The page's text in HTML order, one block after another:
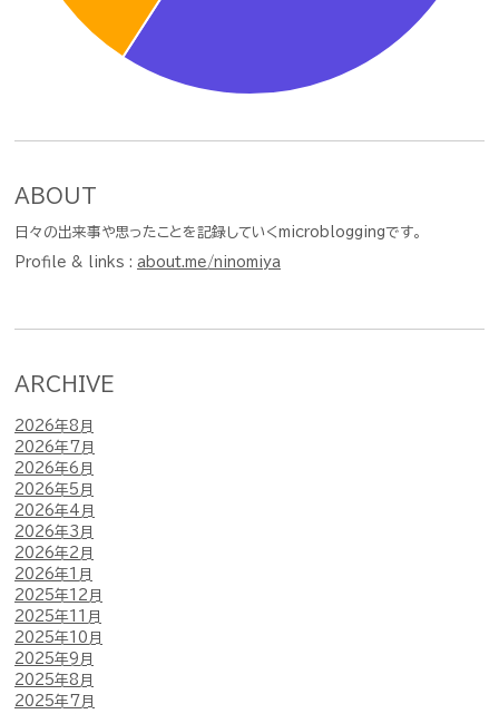
ABOUT
日々の出来事や思ったことを記録していくmicrobloggingです。
Profile & links : about.me/ninomiya
ARCHIVE
2026年8月
2026年7月
2026年6月
2026年5月
2026年4月
2026年3月
2026年2月
2026年1月
2025年12月
2025年11月
2025年10月
2025年9月
2025年8月
2025年7月